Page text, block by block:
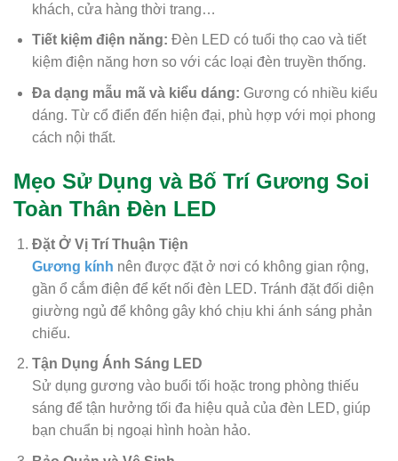
khách, cửa hàng thời trang…
Tiết kiệm điện năng: Đèn LED có tuổi thọ cao và tiết
kiệm điện năng hơn so với các loại đèn truyền thống.
Đa dạng mẫu mã và kiểu dáng: Gương có nhiều kiểu
dáng. Từ cổ điển đến hiện đại, phù hợp với mọi phong
cách nội thất.
Mẹo Sử Dụng và Bố Trí Gương Soi
Toàn Thân Đèn LED
Đặt Ở Vị Trí Thuận Tiện
Gương kính nên được đặt ở nơi có không gian rộng,
gần ổ cắm điện để kết nối đèn LED. Tránh đặt đối diện
giường ngủ để không gây khó chịu khi ánh sáng phản
chiếu.
Tận Dụng Ánh Sáng LED
Sử dụng gương vào buổi tối hoặc trong phòng thiếu
sáng để tận hưởng tối đa hiệu quả của đèn LED, giúp
bạn chuẩn bị ngoại hình hoàn hảo.